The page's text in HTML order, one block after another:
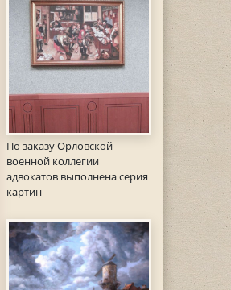
По заказу Орловской
военной коллегии
адвокатов выполнена серия
картин